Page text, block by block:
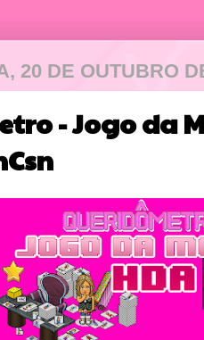
20 DE OUTUBRO
- Jogo da